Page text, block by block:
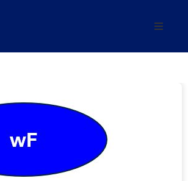
Verein
Mannschaften
Förderverein